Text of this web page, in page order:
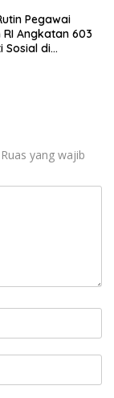
Pegawai
Angkatan 603
Sosial di
Ruas yang wajib